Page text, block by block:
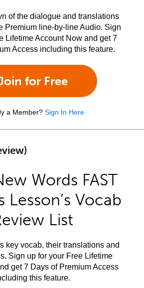
of the dialogue and translations
Premium line-by-line Audio. Sign
Lifetime Account Now and get 7
Access including this feature.
for Free
a Member? Sign In Here
Words FAST
Lesson’s Vocab
List
key vocab, their translations and
Sign up for your Free Lifetime
get 7 Days of Premium Access
this feature.